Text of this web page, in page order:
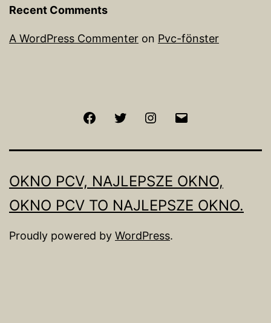
Recent Comments
A WordPress Commenter on Pvc-fönster
FacebookTwitter Instagram
OKNO PCV, NAJLEPSZE OKNO,
OKNO PCV TO NAJLEPSZE OKNO.
Proudly powered by WordPress.